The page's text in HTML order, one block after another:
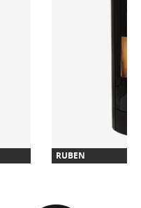
RUBEN